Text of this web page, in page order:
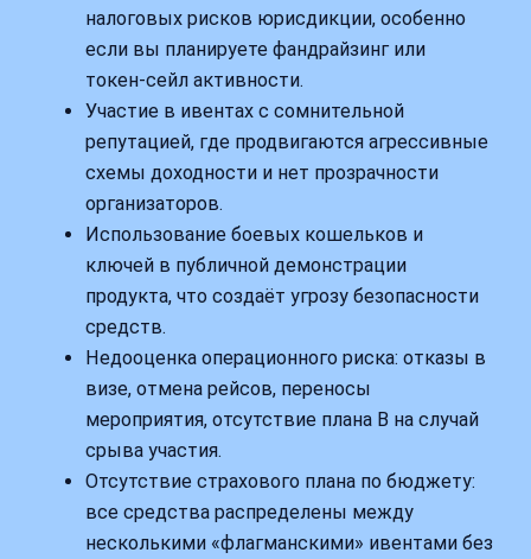
налоговых рисков юрисдикции, особенно
если вы планируете фандрайзинг или
токен‑сейл активности.
Участие в ивентах с сомнительной
репутацией, где продвигаются агрессивные
схемы доходности и нет прозрачности
организаторов.
Использование боевых кошельков и
ключей в публичной демонстрации
продукта, что создаёт угрозу безопасности
средств.
Недооценка операционного риска: отказы в
визе, отмена рейсов, переносы
мероприятия, отсутствие плана B на случай
срыва участия.
Отсутствие страхового плана по бюджету:
все средства распределены между
несколькими «флагманскими» ивентами без